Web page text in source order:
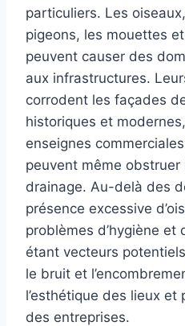
particuliers. Les
pigeons, les mouettes
peuvent causer des
aux infrastructures.
corrodent les façades
historiques et
enseignes
peuvent même
drainage. Au-delà des
présence excessive
problèmes d’hygiène et
étant vecteurs
le bruit et
l’esthétique des lieux et
des entreprises.